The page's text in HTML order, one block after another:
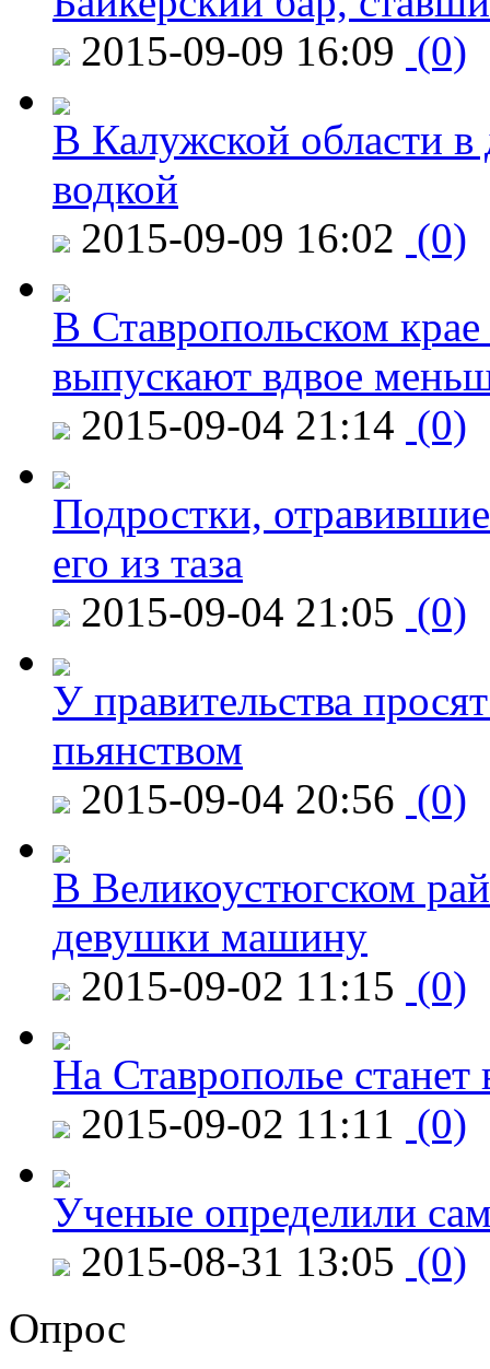
2015-09-09 16:09 (0)
В Калужской области в
водкой
2015-09-09 16:02 (0)
В Ставропольском
выпускают вдвое
2015-09-04 21:14 (0)
Подростки,
его из таза
2015-09-04 21:05 (0)
У правительства
пьянством
2015-09-04 20:56 (0)
В Великоустюгском
девушки машину
2015-09-02 11:15 (0)
На Ставрополье
2015-09-02 11:11 (0)
Ученые определили
2015-08-31 13:05 (0)
Опрос